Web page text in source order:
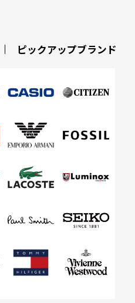
ピックアップブランド